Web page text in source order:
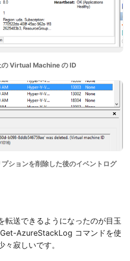
の Virtual Machine の ID
ションを削除した後のイベントログ
転送できるようになったのが目玉
AzureStackLog コマンドを使
寂しいです。